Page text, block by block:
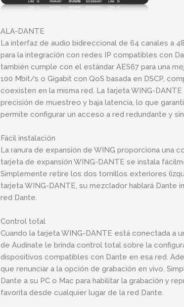
ALA-DANTE
La interfaz de audio bidireccional de 64 canales a
para la integración con redes IP compatibles con
también cumple con el estándar AES67 para una
100 Mbit/s o Gigabit con QoS basada en DSCP,
coexisten en la misma red. La tarjeta WING-
precisión de muestreo y baja latencia, lo que
permite configurar un acceso a red redundante y
Fácil instalación
La ranura de expansión de WING proporciona una
tarjeta de expansión WING-DANTE se instala
Simplemente retire los dos tornillos exteriores
tarjeta WING-DANTE, su mezclador hablará
red Dante.
Control total
Cuando la tarjeta WING-DANTE está conectada a
de Audinate le brinda control total sobre la
dispositivos compatibles con Dante en esa red.
que renunciar a la opción de grabación en vivo.
Dante a su PC o Mac para habilitar la grabación y
favorita desde cualquier lugar de la red Dante.